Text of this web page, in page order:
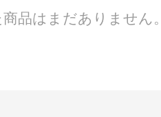
品はまだありません。